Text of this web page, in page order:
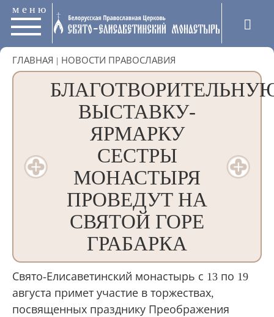
меню
ГЛАВНАЯ | НОВОСТИ ПРАВОСЛАВИЯ
ВЫСТАВКУ-
ЯРМАРКУ
СЕСТРЫ
МОНАСТЫРЯ
ПРОВЕДУТ НА
СВЯТОЙ ГОРЕ
ГРАБАРКА
Свято-Елисаветинский монастырь с 13 по 19
августа примет участие в торжествах,
посвященных празднику Преображения